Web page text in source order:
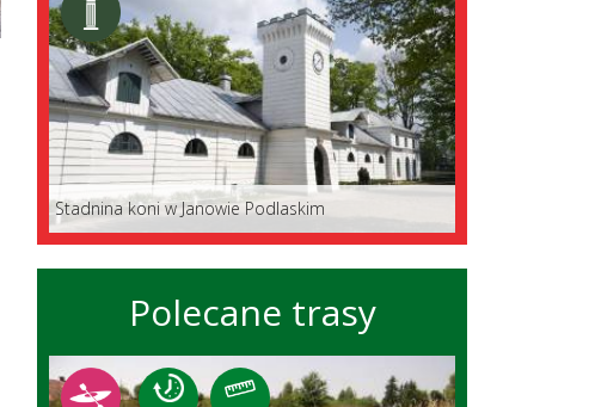
Stadnina koni w Janowie Podlaskim
Polecane trasy